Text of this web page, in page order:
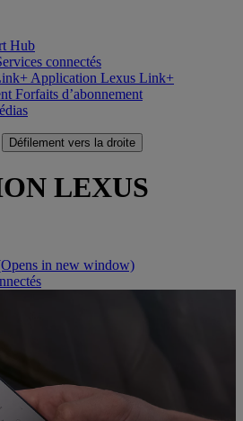
Hub
connectés
Application Lexus Link+
Forfaits d’abonnement
Défilement vers la droite
LEXUS
in new window)